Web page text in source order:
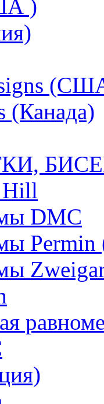
)
(Канада)
DMC
Permin